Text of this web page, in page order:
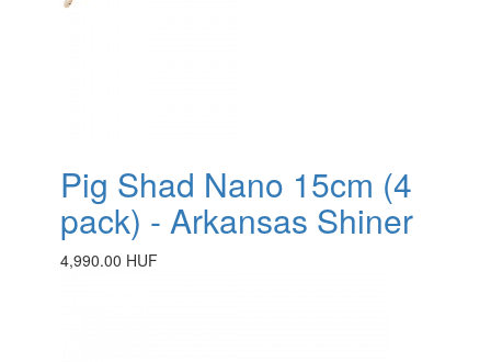
Pig Shad Nano 15cm (4
pack) - Arkansas Shiner
4,990.00 HUF